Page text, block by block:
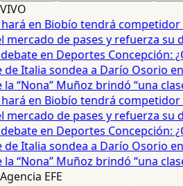
VIVO
en Biobío tendrá competidor
de pases y refuerza su
en Deportes Concepción:
Italia sondea a Darío Osorio en
Muñoz brindó “una
en Biobío tendrá competidor
de pases y refuerza su
en Deportes Concepción:
Italia sondea a Darío Osorio en
Muñoz brindó “una
Agencia EFE